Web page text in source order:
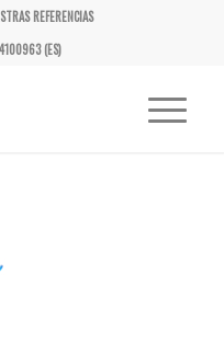
REFERENCIAS
(ES)